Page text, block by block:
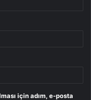
için adım, e-posta